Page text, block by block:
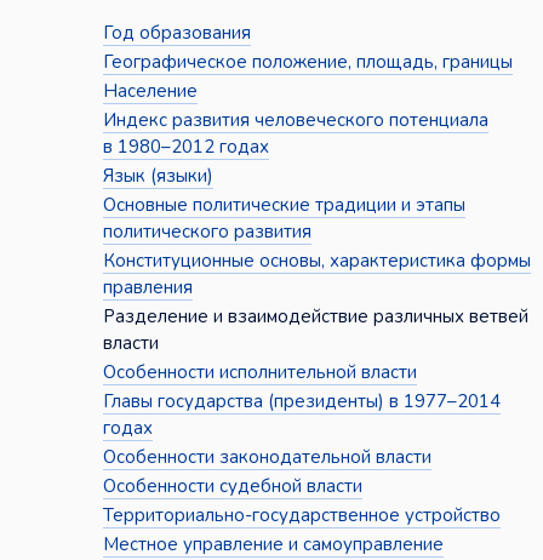
Год образования
Географическое положение, площадь, границы
Население
Индекс развития человеческого потенциала
в 1980–2012 годах
Язык (языки)
Основные политические традиции и этапы
политического развития
Конституционные основы, характеристика формы
правления
Разделение и взаимодействие различных ветвей
власти
Особенности исполнительной власти
Главы государства (президенты) в 1977–2014
годах
Особенности законодательной власти
Особенности судебной власти
Территориально-государственное устройство
Местное управление и самоуправление